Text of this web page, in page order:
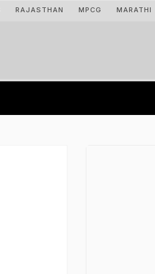
RAJASTHAN MPCG MARATHI